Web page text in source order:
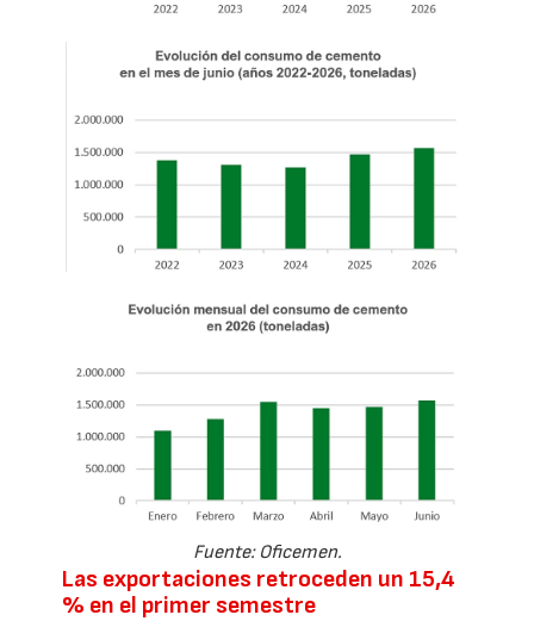
Fuente: Oficemen.
Las exportaciones retroceden un 15,4
% en el primer semestre